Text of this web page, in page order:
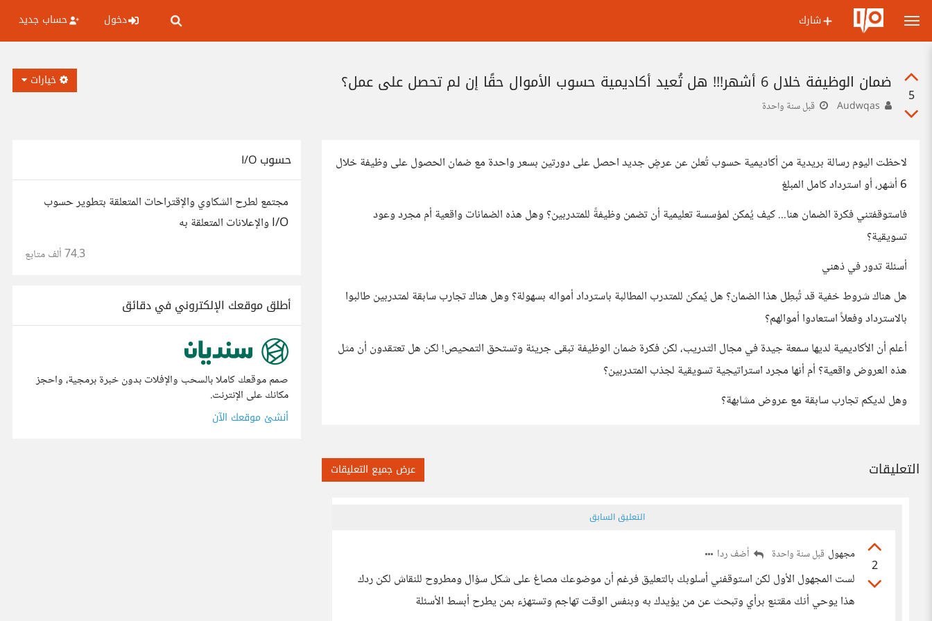
شارك دخول حساب جديد
5
ضمان الوظيفة خلال 6 أشهر!!! هل تُعيد أكاديمية حسوب الأموال حقًا إن لم تحصل على عمل؟
قبل سنة واحدة
خيارات
لاحظت اليوم رسالة بريدية من أكاديمية حسوب تُعلن عن عرضٍ جديد احصل على دورتين بسعر واحدة مع ضمان الحصول على وظيفة خلال
6 أشهر، أو استرداد كامل المبلغ
فاستوقفتني فكرة الضمان هنا... كيف يُمكن لمؤسسة تعليمية أن تضمن وظيفةً للمتدربين؟ وهل هذه الضمانات واقعية أم مجرد وعود
تسويقية؟
أسئلة تدور في ذهني
هل هناك شروط خفية قد تُبطِل هذا الضمان؟ هل يُمكن للمتدرب المطالبة باسترداد أمواله بسهولة؟ وهل هناك تجارب سابقة لمتدربين طالبوا
بالاسترداد وفعلاً استعادوا أموالهم؟
أعلم أن الأكاديمية لديها سمعة جيدة في مجال التدريب، لكن فكرة ضمان الوظيفة تبقى جريئة وتستحق التمحيص! لكن هل تعتقدون أن مثل
هذه العروض واقعية؟ أم أنها مجرد استراتيجية تسويقية لجذب المتدربين؟
وهل لديكم تجارب سابقة مع عروض مشابهة؟
التعليقات عرض جميع التعليقات
التعليق السابق
2
مجهول قبل سنة واحدة أضف ردا
لست المجهول الأول لكن استوقفني أسلوبك بالتعليق فرغم أن موضوعك مصاغ على شكل سؤال ومطروح للنقاش لكن ردك
هذا يوحي أنك مقتنع برأي وتبحث عن من يؤيدك به وبنفس الوقت تهاجم وتستهزء بمن يطرح أبسط الأسئلة
حسوب I/O
مجتمع لطرح الشكاوي والإقتراحات المتعلقة بتطوير حسوب
I/O والإعلانات المتعلقة به
74.3 ألف متابع
أطلق موقعك الإلكتروني في دقائق
صمم موقعك كاملا بالسحب والإفلات بدون خبرة برمجية، واحجز
مكانك على الإنترنت.
أنشئ موقعك الآن